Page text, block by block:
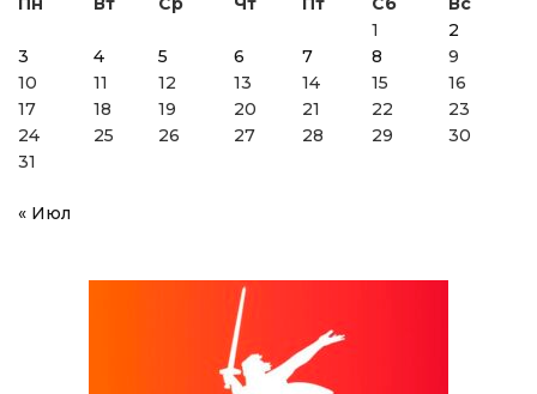
1
2
3
4 5 6 7 8
9
10
11 12 13 14 15
16
17
18 19 20 21 22
23
24
25 26 27 28 29
30
31
« Июл